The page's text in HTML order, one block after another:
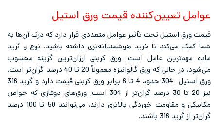
عوامل تعیین‌کننده قیمت ورق استیل
قیمت ورق استیل تحت تأثیر عوامل متعددی قرار دارد که درک آن‌ها به
شما کمک می‌کند تا خرید هوشمندانه‌تری داشته باشید. نوع و گرید
ماده مهم‌ترین عامل است؛ ورق کربنی ارزان‌ترین گزینه محسوب
می‌شود، در حالی که ورق گالوانیزه معمولاً 20 تا 40 درصد گران‌تر است.
ورق استیل 304 حدود 4 تا 6 برابر ورق کربنی قیمت دارد و گرید 316
نیز 20 تا 30 درصد گران‌تر از 304 است. ورق‌های دوفازی که خواص
مکانیکی و مقاومت خوردگی بالاتری دارند، می‌توانند 50 تا 100 درصد
گران‌تر از گرید 316 باشند.